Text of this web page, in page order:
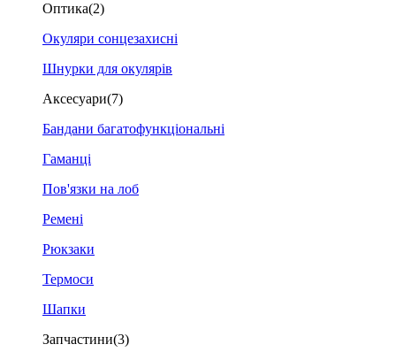
Оптика(2)
Окуляри сонцезахисні
Шнурки для окулярів
Аксесуари(7)
Бандани багатофункціональні
Гаманці
Пов'язки на лоб
Ремені
Рюкзаки
Термоси
Шапки
Запчастини(3)